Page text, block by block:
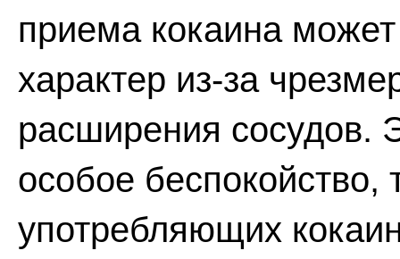
приема кокаина
характер из-за
расширения сосудов.
особое
употребляющих